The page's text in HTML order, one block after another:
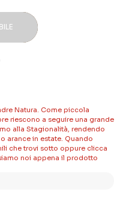
Natura. Come piccola
riescono a seguire una grande
alla Stagionalità, rendendo
arance in estate. Quando
che trovi sotto oppure clicca
noi appena il prodotto